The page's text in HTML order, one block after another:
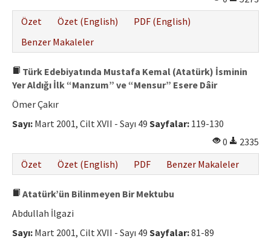
Özet
Özet (English)
PDF (English)
Benzer Makaleler
Türk Edebiyatında Mustafa Kemal (Atatürk) İsminin
Yer Aldığı İlk “Manzum” ve “Mensur” Esere Dâir
Ömer Çakır
Sayı: Mart 2001, Cilt XVII - Sayı 49 Sayfalar: 119-130
0
2335
Özet
Özet (English) PDF Benzer Makaleler
Atatürk’ün Bilinmeyen Bir Mektubu
Abdullah İlgazi
Sayı: Mart 2001, Cilt XVII - Sayı 49 Sayfalar:81-89